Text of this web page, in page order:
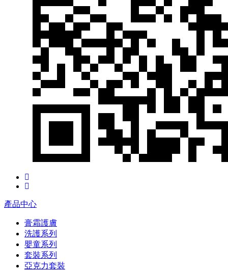
產品中心
膏霜護膚
洗護系列
嬰童系列
套裝系列
亞克力套裝